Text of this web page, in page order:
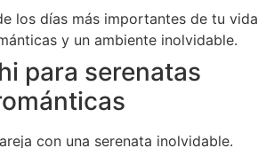
los días más importantes de tu vida
y un ambiente inolvidable.
para serenatas
con una serenata inolvidable.